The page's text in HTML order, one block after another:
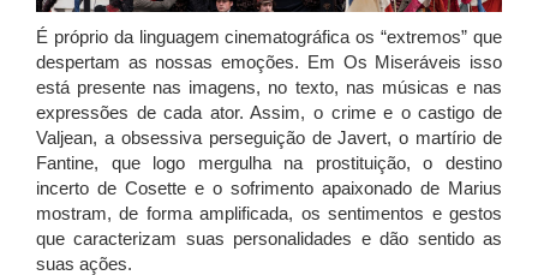
É próprio da linguagem cinematográfica os “extremos” que
despertam as nossas emoções. Em Os Miseráveis isso
está presente nas imagens, no texto, nas músicas e nas
expressões de cada ator. Assim, o crime e o castigo de
Valjean, a obsessiva perseguição de Javert, o martírio de
Fantine, que logo mergulha na prostituição, o destino
incerto de Cosette e o sofrimento apaixonado de Marius
mostram, de forma amplificada, os sentimentos e gestos
que caracterizam suas personalidades e dão sentido as
suas ações.